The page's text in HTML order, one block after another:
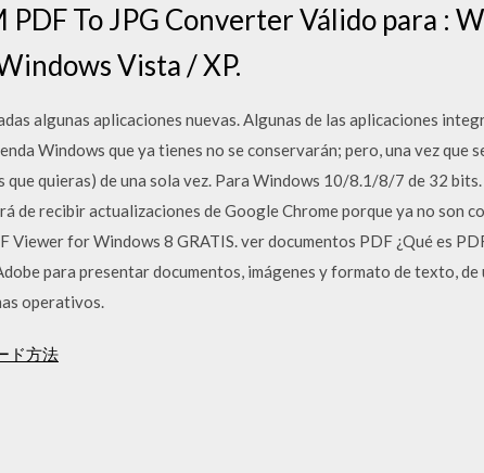
To JPG Converter Válido para :
Vista / XP.
algunas aplicaciones nuevas. Algunas de las aplicaciones
Windows que ya tienes no se conservarán; pero, una vez que
quieras) de una sola vez. Para Windows 10/8.1/8/7 de 32
de recibir actualizaciones de Google Chrome porque ya no son
Viewer for Windows 8 GRATIS. ver documentos PDF ¿Qué es
para presentar documentos, imágenes y formato de texto, de
operativos.
ド方法